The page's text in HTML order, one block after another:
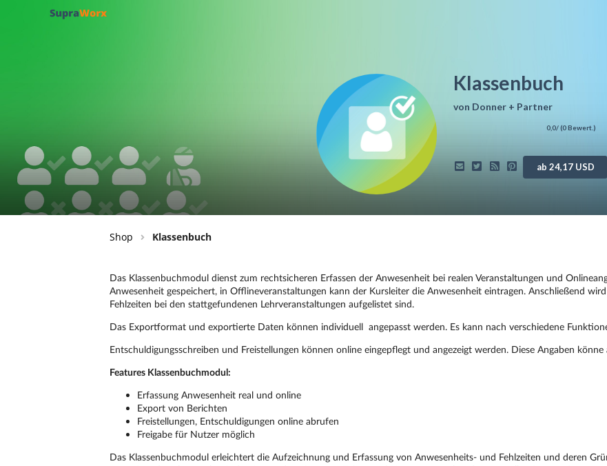
Klassenbuch
von Donner + Partner
0,0/ (0Bewert.)
ab 24,17 USD
Shop Klassenbuch